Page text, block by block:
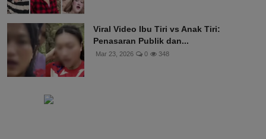
Viral Video Ibu Tiri vs Anak Tiri:
Penasaran Publik dan...
Mar 23, 2026 0 348